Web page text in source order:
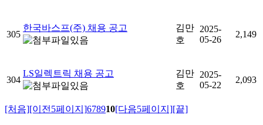
305
한국바스프(주) 채용 공고
김만
호
2025-
05-26
2,149
304
LS일렉트릭 채용 공고
김만
호
2025-
05-22
2,093
[처음][이전5페이지]678910[다음5페이지][끝]